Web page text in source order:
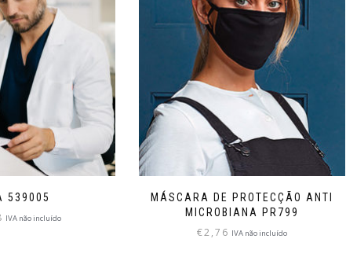
539005
IVA não incluído
MÁSCARA DE PROTECÇÃO ANTI
MICROBIANA PR799
€2,76 IVA não incluído